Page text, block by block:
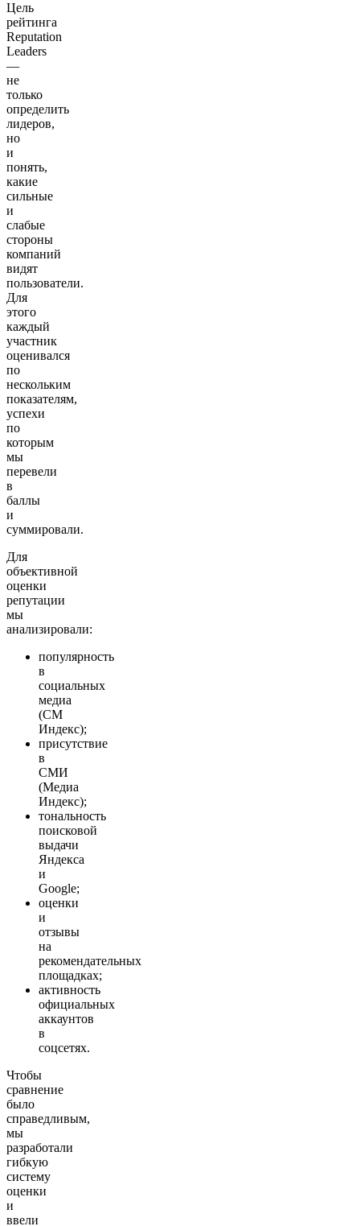
Цель
рейтинга
Reputation
Leaders
—
не
только
определить
лидеров,
но
и
понять,
какие
сильные
и
слабые
стороны
компаний
видят
пользователи.
Для
этого
каждый
участник
оценивался
по
нескольким
показателям,
успехи
по
которым
мы
перевели
в
баллы
и
суммировали.
Для
объективной
оценки
репутации
мы
анализировали:
популярность
в
социальных
медиа
(СМ
Индекс);
присутствие
в
СМИ
(Медиа
Индекс);
тональность
поисковой
выдачи
Яндекса
и
Google;
оценки
и
отзывы
на
рекомендательных
площадках;
активность
официальных
аккаунтов
в
соцсетях.
Чтобы
сравнение
было
справедливым,
мы
разработали
гибкую
систему
оценки
и
ввели